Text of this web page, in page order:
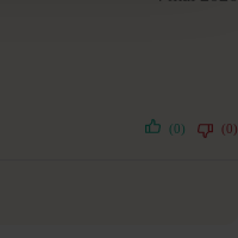
(0) (0)